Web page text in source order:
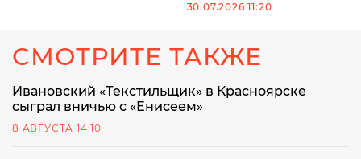
30.07.2026 11:20
СМОТРИТЕ ТАКЖЕ
Ивановский «Текстильщик» в Красноярске
сыграл вничью с «Енисеем»
8 АВГУСТА 14:10